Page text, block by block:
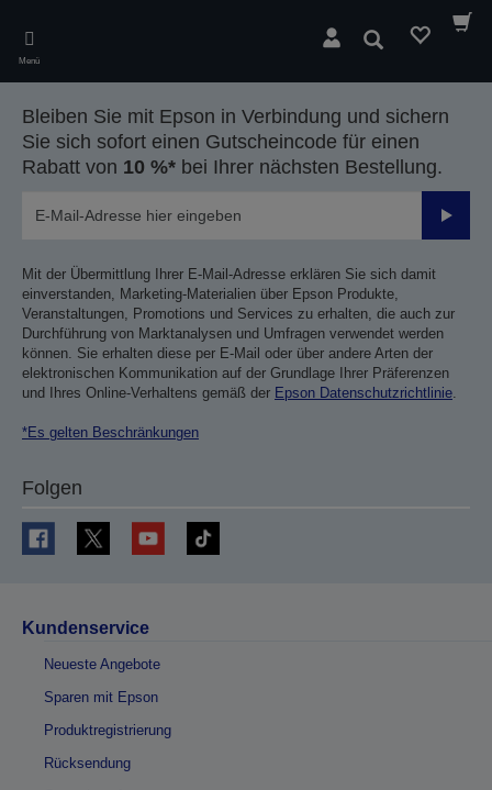
main
content
Menü
Suchen
Bleiben Sie mit Epson in Verbindung und sichern
Sie sich sofort einen Gutscheincode für einen
Rabatt von 10 %* bei Ihrer nächsten Bestellung.
Mit der Übermittlung Ihrer E-Mail-Adresse erklären Sie sich damit
einverstanden, Marketing-Materialien über Epson Produkte,
Veranstaltungen, Promotions und Services zu erhalten, die auch zur
Durchführung von Marktanalysen und Umfragen verwendet werden
können. Sie erhalten diese per E-Mail oder über andere Arten der
elektronischen Kommunikation auf der Grundlage Ihrer Präferenzen
und Ihres Online-Verhaltens gemäß der Epson Datenschutzrichtlinie.
*Es gelten Beschränkungen
Folgen
Kundenservice
Neueste Angebote
Sparen mit Epson
Produktregistrierung
Rücksendung